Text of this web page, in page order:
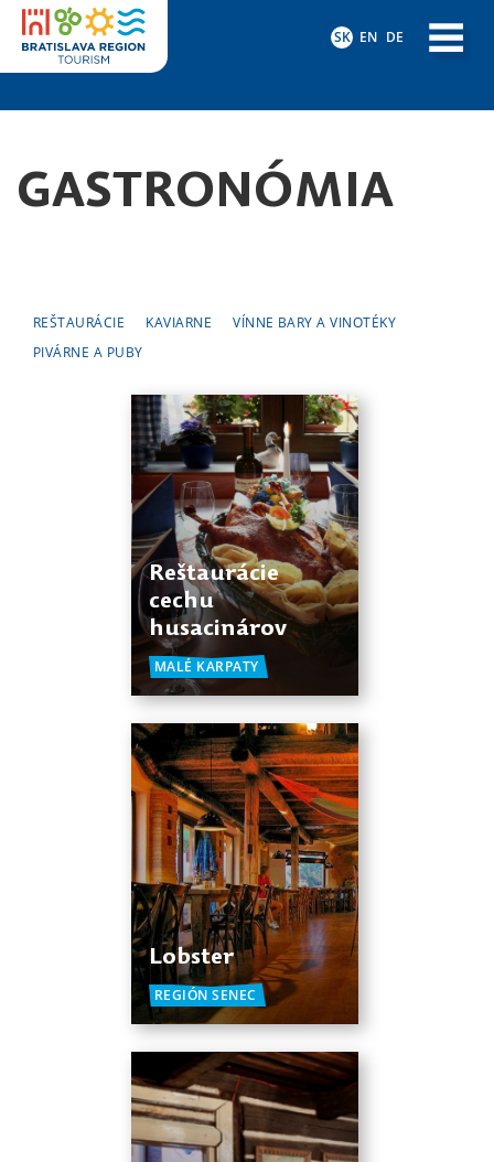
SK EN DE
GASTRONÓMIA
REŠTAURÁCIE KAVIARNE
VÍNNE BARY A VINOTÉKY
PIVÁRNE A PUBY
Reštaurácie
cechu
husacinárov
MALÉ KARPATY
Lobster
REGIÓN SENEC